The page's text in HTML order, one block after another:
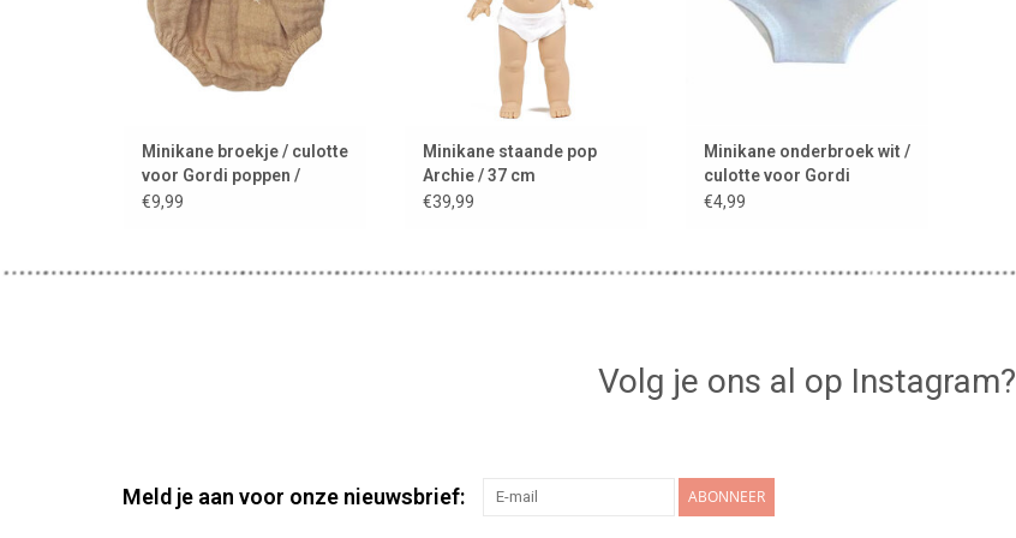
Minikane broekje / culotte
voor Gordi poppen /
design: latté
€9,99
Minikane staande pop
Archie / 37 cm
€39,99
Minikane onderbroek wit /
culotte voor Gordi
poppen
€4,99
Volg je ons al op Instagram?
Meld je aan voor onze nieuwsbrief: ABONNEER